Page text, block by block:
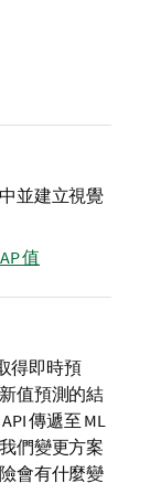
並建立視覺
值
得即時預
值預測的結
傳遞至 ML
們變更方案
會有什麼變